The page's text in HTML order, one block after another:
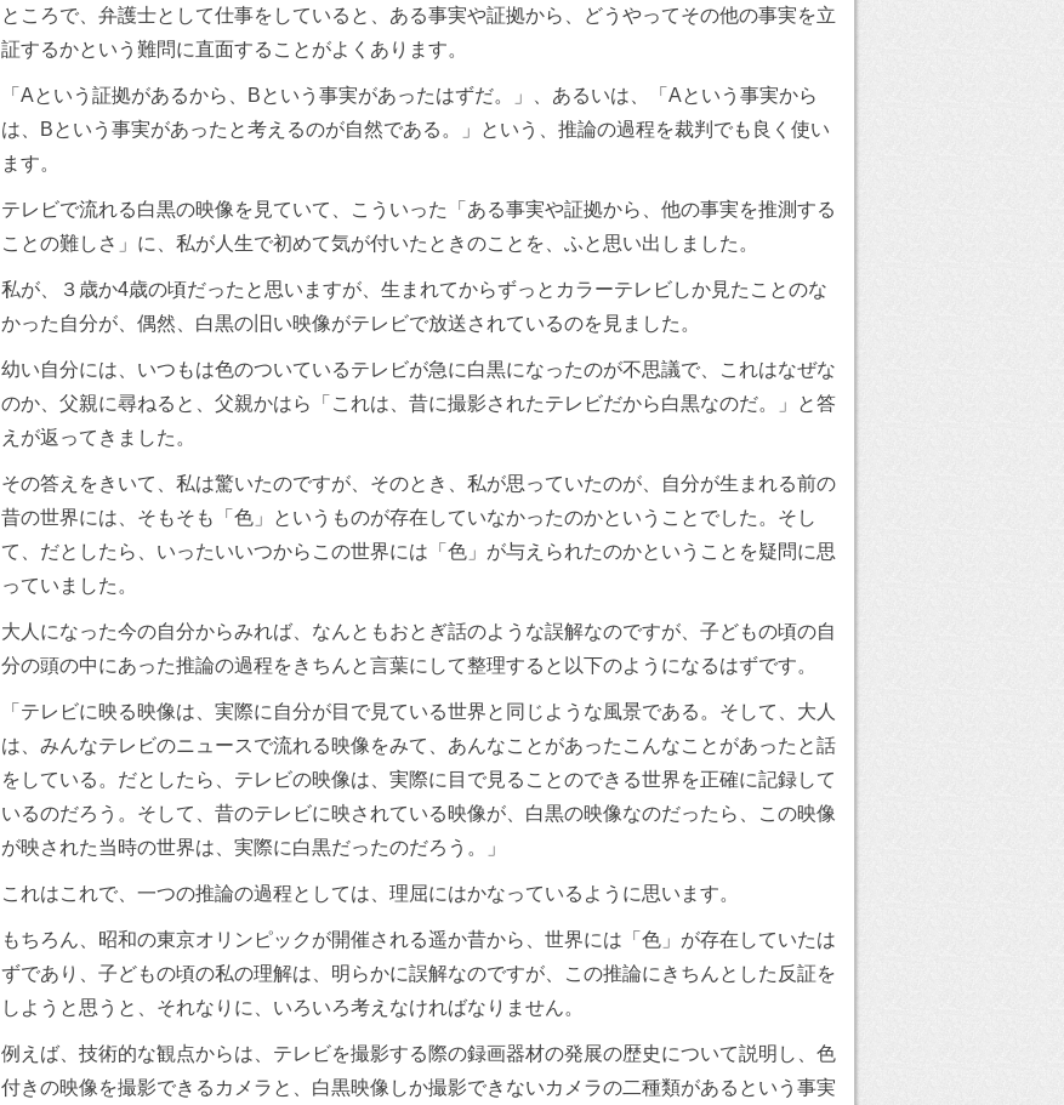
ところで、弁護士として仕事をしていると、ある事実や証拠から、どうやってその他の事実を立
証するかという難問に直面することがよくあります。
「Aという証拠があるから、Bという事実があったはずだ。」、あるいは、「Aという事実から
は、Bという事実があったと考えるのが自然である。」という、推論の過程を裁判でも良く使い
ます。
テレビで流れる白黒の映像を見ていて、こういった「ある事実や証拠から、他の事実を推測する
ことの難しさ」に、私が人生で初めて気が付いたときのことを、ふと思い出しました。
私が、３歳か4歳の頃だったと思いますが、生まれてからずっとカラーテレビしか見たことのな
かった自分が、偶然、白黒の旧い映像がテレビで放送されているのを見ました。
幼い自分には、いつもは色のついているテレビが急に白黒になったのが不思議で、これはなぜな
のか、父親に尋ねると、父親かはら「これは、昔に撮影されたテレビだから白黒なのだ。」と答
えが返ってきました。
その答えをきいて、私は驚いたのですが、そのとき、私が思っていたのが、自分が生まれる前の
昔の世界には、そもそも「色」というものが存在していなかったのかということでした。そし
て、だとしたら、いったいいつからこの世界には「色」が与えられたのかということを疑問に思
っていました。
大人になった今の自分からみれば、なんともおとぎ話のような誤解なのですが、子どもの頃の自
分の頭の中にあった推論の過程をきちんと言葉にして整理すると以下のようになるはずです。
「テレビに映る映像は、実際に自分が目で見ている世界と同じような風景である。そして、大人
は、みんなテレビのニュースで流れる映像をみて、あんなことがあったこんなことがあったと話
をしている。だとしたら、テレビの映像は、実際に目で見ることのできる世界を正確に記録して
いるのだろう。そして、昔のテレビに映されている映像が、白黒の映像なのだったら、この映像
が映された当時の世界は、実際に白黒だったのだろう。」
これはこれで、一つの推論の過程としては、理屈にはかなっているように思います。
もちろん、昭和の東京オリンピックが開催される遥か昔から、世界には「色」が存在していたは
ずであり、子どもの頃の私の理解は、明らかに誤解なのですが、この推論にきちんとした反証を
しようと思うと、それなりに、いろいろ考えなければなりません。
例えば、技術的な観点からは、テレビを撮影する際の録画器材の発展の歴史について説明し、色
付きの映像を撮影できるカメラと、白黒映像しか撮影できないカメラの二種類があるという事実